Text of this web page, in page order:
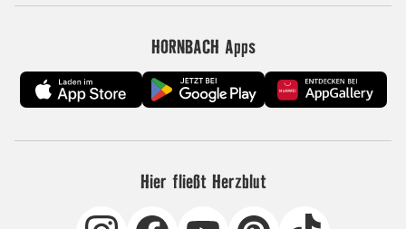
HORNBACH Apps
Hier fließt Herzblut